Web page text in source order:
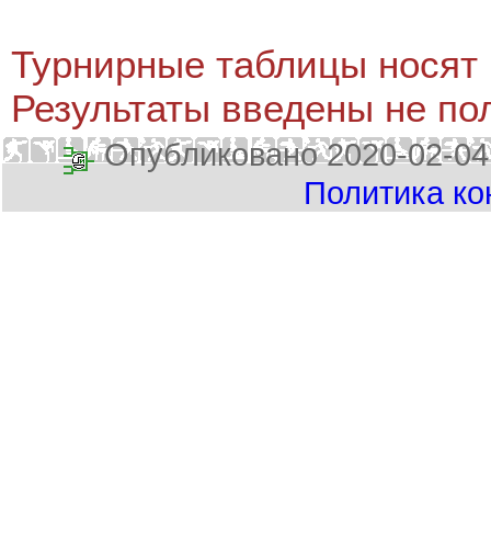
Турнирные таблицы носят
Результаты введены не
Опубликовано 2020-02-
Политика